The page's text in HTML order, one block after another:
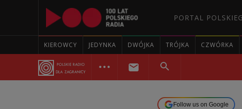
PORTAL
KIEROWCY JEDYNKA DWÓJKA TRÓJKA CZWÓRKA
Follow us on Google